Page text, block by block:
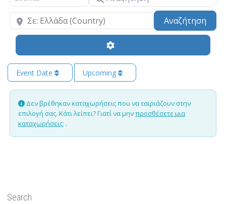
Κοντά Αναζήτηση
Event Date Upcoming
Δεν βρέθηκαν καταχωρήσεις που να ταιριάζουν στην
επιλογή σας. Κάτι λείπει? Γιατί να μηνπροσθέσετε μια
καταχωρήσεις; .
Search